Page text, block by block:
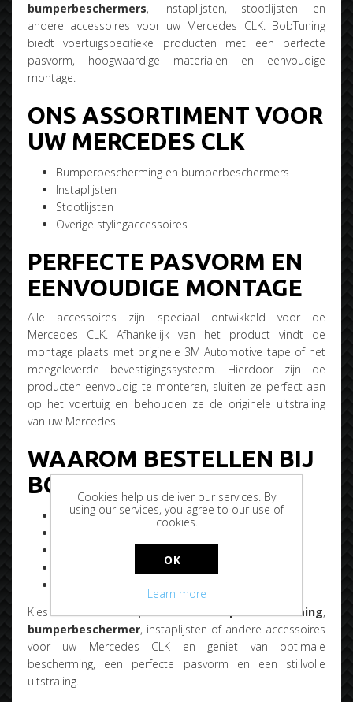
bumperbeschermers, instaplijsten, stootlijsten en
andere accessoires voor uw Mercedes CLK. BobTuning
biedt voertuigspecifieke producten met een perfecte
pasvorm, hoogwaardige materialen en eenvoudige
montage.
ONS ASSORTIMENT VOOR
UW MERCEDES CLK
Bumperbescherming en bumperbeschermers
Instaplijsten
Stootlijsten
Overige stylingaccessoires
PERFECTE PASVORM EN
EENVOUDIGE MONTAGE
Alle accessoires zijn speciaal ontwikkeld voor de
Mercedes CLK. Afhankelijk van het product vindt de
montage plaats met originele 3M Automotive tape of het
meegeleverde bevestigingssysteem. Hierdoor zijn de
producten eenvoudig te monteren, sluiten ze perfect aan
op het voertuig en behouden ze de originele uitstraling
van uw Mercedes.
WAAROM BESTELLEN BIJ
BOBTUNING?
Voertuigspecifieke accessoires
Kies de juistebumperbescherming,
bumperbeschermer, instaplijsten of andere accessoires
voor uw Mercedes CLK en geniet van optimale
bescherming, een perfecte pasvorm en een stijlvolle
uitstraling.
Cookies help us deliver our services. By
using our services, you agree to our use of
cookies.
OK
Learn more